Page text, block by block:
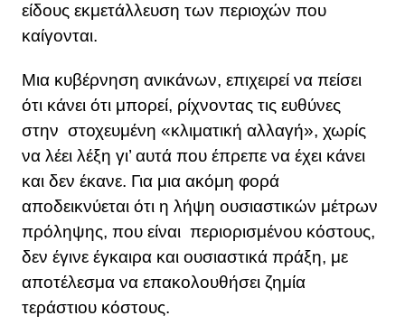
είδους εκμετάλλευση των περιοχών που
καίγονται.
Μια κυβέρνηση ανικάνων, επιχειρεί να πείσει
ότι κάνει ότι μπορεί, ρίχνοντας τις ευθύνες
στην στοχευμένη «κλιματική αλλαγή», χωρίς
να λέει λέξη γι’ αυτά που έπρεπε να έχει κάνει
και δεν έκανε. Για μια ακόμη φορά
αποδεικνύεται ότι η λήψη ουσιαστικών μέτρων
πρόληψης, που είναι περιορισμένου κόστους,
δεν έγινε έγκαιρα και ουσιαστικά πράξη, με
αποτέλεσμα να επακολουθήσει ζημία
τεράστιου κόστους.